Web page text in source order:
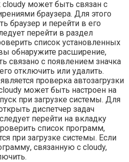
cloudy может быть связан с
браузера. Для этого
браузер и перейти в его
перейти в раздел
список установленных
обнаружите расширение,
связано с появлением значка
отключить или удалить.
проверка автозагрузки
может быть настроен на
при загрузке системы. Для
диспетчер задач
перейти на вкладку
список программ,
при загрузке системы. Если
связанную с cloudy,